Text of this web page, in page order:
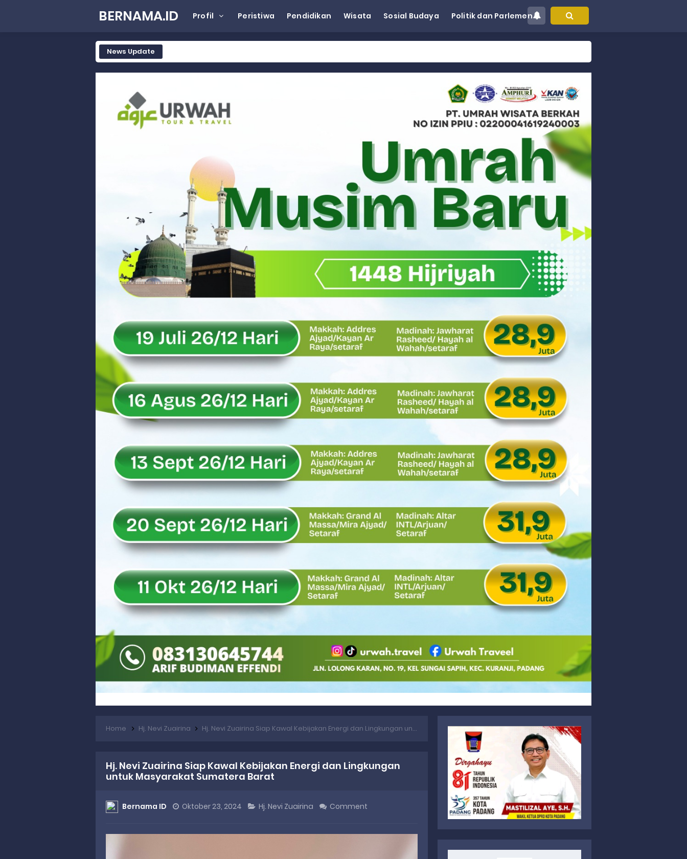
BERNAMA.ID Profil Peristiwa Pendidikan Wisata Sosial Budaya Politik dan Parlemen
News Update
Rahmat Saleh Komitmen Penguatan Kapasitas Dai dan Akademisi
Rahmat Saleh Resmikan Hunian Tetap KARTA untuk Korban Banjir Bandang di Sumbar
Wakili Gubernur Sumbar, Kabiro Kesra Hadiri dan Berikan Arahan pada MTQ Nasional ke-50 Tingkat Kec. Sungai Limau
RELIS KEJAKSAAN TINGGI SUMATERA BARAT
RELIS KEJAKSAAN TINGGI SUMATERA BARAT
RELIS KEJAKSAAN TINGGI SUMATERA BARAT
Peringati Hari Koperasi ke-79, Wagub Sumbar Dorong Koperasi Jadi Motor Penggerak Ekonomi Rakyat
Dilantik sebagai Ketua Umum Gema Keadilan, Rahmat Saleh Ajak Anak Muda Jadi Pemimpin Bangsa
Bangunan Liar di Atas Aset PT KAI Diduga Dibiarkan, Publik Pertanyakan Ketegasan Penegakan Hukum
Soal Isu Kejati Sumatera Barat Jemput Mahasiswa Paska Demo, Ini Bantahan Asintel Kejati Sumbar
Danrem 032/Wbr: Jadikan Pengabdian sebagai Ibadah kepada Tuhan Yang Maha Esa
Ini Penjelasan Kejaksaan Tinggi Sumatera Barat tentang Kasus Jembatan Sikabu Padang Pariaman
Rahmat Saleh Ingatkan Agrinas soal Defisit Operasional dan Pendapatan
Danrem 032/Wbr Kunjungi Kodim 0311/Pesisir Selatan, Apresiasi Dedikasi Prajurit Dukung Pembangunan Nasional
Sita Uang Tunai Rp 3 M terkait Kasus Dermaga Labuhan Bajau di Mentawai, Ini Penjelasan Tim Penyidik Kejaksaan Tinggi Sumbar
Rahmat Saleh Sebut Langkah Dony Oskaria Audit 750 BUMN Momentum Perbaikan Tata Kelola
Rahmat Saleh Puji Kinerja Dony Oskaria, Laba BUMN Meningkat dan Transformasi Berjalan Tanpa PHK Massal
DANREM 032/WIRABRAJA RESMIKAN JEMBATAN BAILEY DI NAGARI SALAREH AIA TIMUR, WUJUD NYATA KEPEDULIAN TNI UNTUK MASYARAKAT
Dialog Inspiratif di Agam, Legislator Nevi Zuairina Sampaikan Hal Ini
Danpusterad Resmi Tutup Program Bakti TNI AD Untuk Rakyat di Kabupaten Kepulauan Mentawai
Rahmat Saleh Nilai Penataan BUMN Perlu, Asalkan Layanan Publik Tetap Terjaga
Thursday, 6 August
Home Hj. Nevi Zuairina Hj. Nevi Zuairina Siap Kawal Kebijakan Energi dan Lingkungan untuk Masyarakat Sumatera Barat
Hj. Nevi Zuairina Siap Kawal Kebijakan Energi dan Lingkungan
untuk Masyarakat Sumatera Barat
Bernama ID Oktober 23, 2024 Hj. Nevi Zuairina Comment